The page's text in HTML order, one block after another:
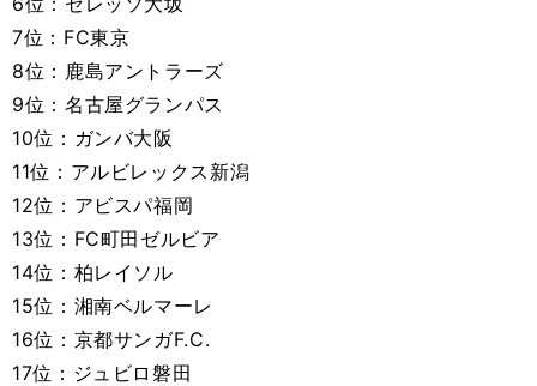
7位：FC東京
8位：鹿島アントラーズ
9位：名古屋グランパス
10位：ガンバ大阪
11位：アルビレックス新潟
12位：アビスパ福岡
13位：FC町田ゼルビア
14位：柏レイソル
15位：湘南ベルマーレ
16位：京都サンガF.C.
17位：ジュビロ磐田